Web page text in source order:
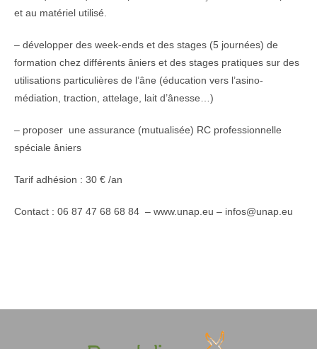
et au matériel utilisé.
– développer des week-ends et des stages (5 journées) de
formation chez différents âniers et des stages pratiques sur des
utilisations particulières de l’âne (éducation vers l’asino-
médiation, traction, attelage, lait d’ânesse…)
– proposer une assurance (mutualisée) RC professionnelle
spéciale âniers
Tarif adhésion : 30 € /an
Contact : 06 87 47 68 68 84 – www.unap.eu – infos@unap.eu